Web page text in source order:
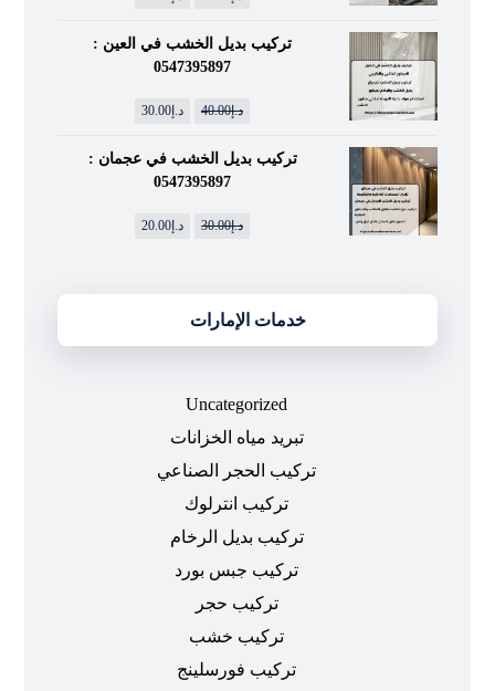
تركيب بديل الخشب في العين :
0547395897
د.إ40.00 د.إ30.00
تركيب بديل الخشب في عجمان :
0547395897
د.إ30.00 د.إ20.00
خدمات الإمارات
Uncategorized
تبريد مياه الخزانات
تركيب الحجر الصناعي
تركيب انترلوك
تركيب بديل الرخام
تركيب جبس بورد
تركيب حجر
تركيب خشب
تركيب فورسلينج